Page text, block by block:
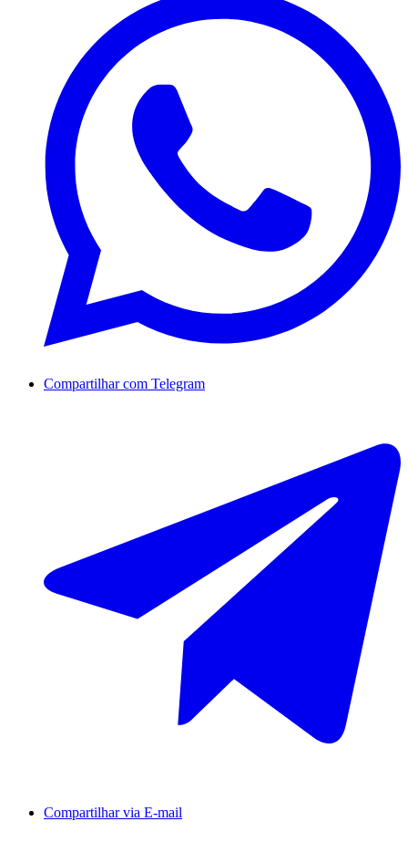
Compartilhar com Telegram
Compartilhar via E-mail